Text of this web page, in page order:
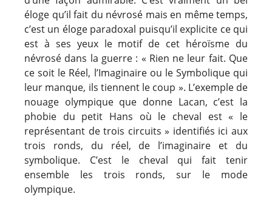
éloge qu’il fait du névrosé mais en même temps,
c’est un éloge paradoxal puisqu’il explicite ce qui
est à ses yeux le motif de cet héroïsme du
névrosé dans la guerre : « Rien ne leur fait. Que
ce soit le Réel, l’Imaginaire ou le Symbolique qui
leur manque, ils tiennent le coup ». L’exemple de
nouage olympique que donne Lacan, c’est la
phobie du petit Hans où le cheval est « le
représentant de trois circuits » identifiés ici aux
trois ronds, du réel, de l’imaginaire et du
symbolique. C’est le cheval qui fait tenir
ensemble les trois ronds, sur le mode
olympique.